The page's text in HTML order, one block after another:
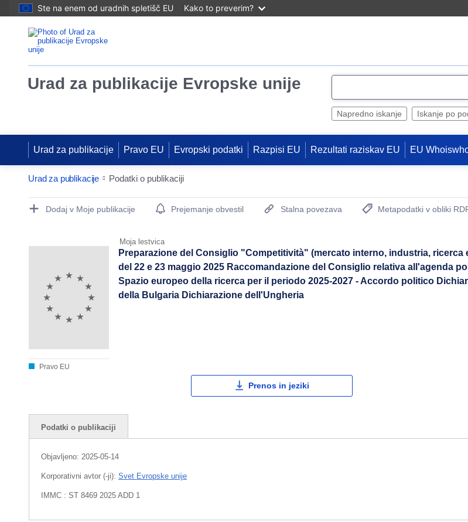
Ste na enem od uradnih spletišč EU Kako to preverim?
Urad za publikacije Evropske unije
e
Napredno iskanje Iskanje po
Urad za publikacije Pravo EU Evropski podatki Razpisi EU Rezultati raziskav EU EU
Urad za publikacije Podatki o publikaciji
Publication Detail Actions Portlet
Dodaj v Moje publikacije Prejemanje obvestil Stalna povezava
Metapodatki v obliki
Moja lestvica
Pravo EU
Preparazione del Consiglio "Competitività" (mercato interno, industria, ricerca
del 22 e 23 maggio 2025 Raccomandazione del Consiglio relativa all'agenda
Spazio europeo della ricerca per il periodo 2025-2027 - Accordo politico
della Bulgaria Dichiarazione dell'Ungheria
Prenos in jeziki
Podatki o publikaciji
Objavljeno: 2025-05-14
Korporativni avtor (-ji): Svet Evropske unije
IMMC : ST 8469 2025 ADD 1